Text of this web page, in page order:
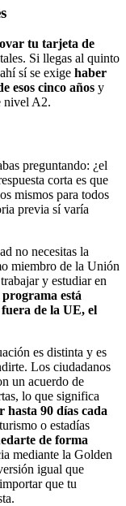
tu tarjeta de
Si llegas al quinto
sí se exige haber
esos cinco años y
nivel A2.
preguntando: ¿el
corta es que
mismos para todos
previa sí varía
no necesitas la
miembro de la Unión
y estudiar en
programa está
de la UE, el
es distinta y es
Los ciudadanos
un acuerdo de
lo que significa
90 días cada
o estadías
de forma
mediante la Golden
igual que
que tu